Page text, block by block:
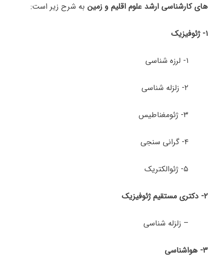
های کارشناسی ارشد علوم اقلیم و زمین به شرح زیر است:
۱- ژئوفیزیک
۱- لرزه شناسی
۲- زلزله شناسی
۳- ژئومغناطیس
۴- گرانی­ سنجی
۵- ژئوالکتریک
۲- دکتری مستقیم ژئوفیزیک
– زلزله شناسی
۳- هواشناسی